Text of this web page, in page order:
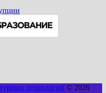
технологий © 2026